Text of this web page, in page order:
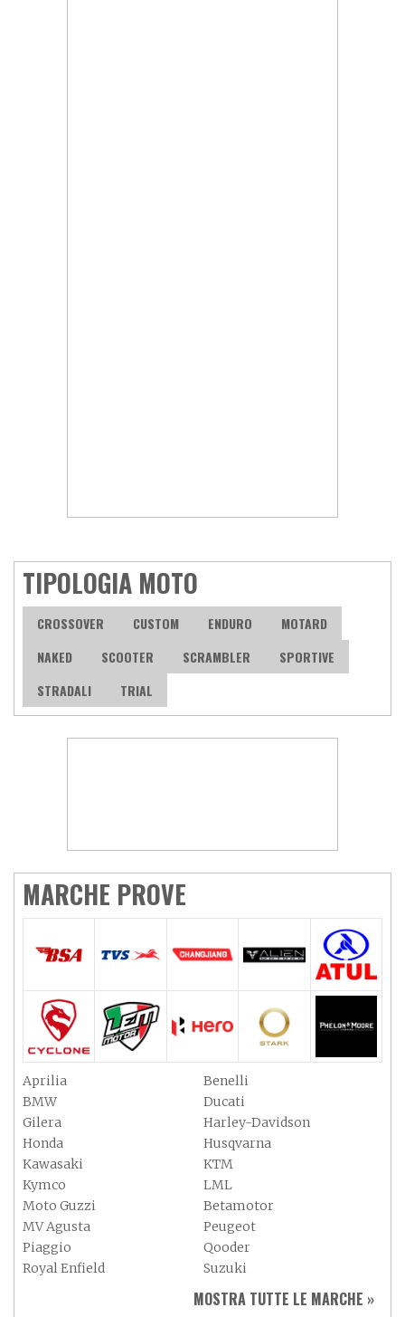
TIPOLOGIA MOTO
CROSSOVER CUSTOM ENDURO
MOTARD
NAKED
SCOOTER SCRAMBLER
SPORTIVE
STRADALI
TRIAL
MARCHE PROVE
Aprilia
Benelli
BMW
Ducati
Gilera
Harley-Davidson
Honda
Husqvarna
Kawasaki
KTM
Kymco
LML
Moto Guzzi
Betamotor
MV Agusta
Peugeot
Piaggio
Qooder
Royal Enfield
Suzuki
Triumph
Yamaha
MOSTRA TUTTE LE MARCHE »